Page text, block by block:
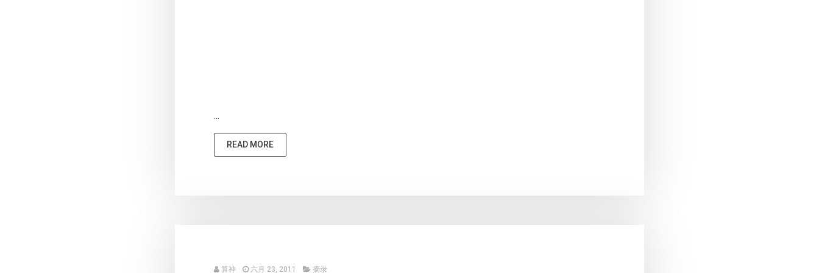
...
READ MORE
算神 六月 23, 2011 摘录